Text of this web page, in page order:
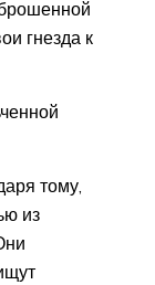
гнезда к
тому,
из